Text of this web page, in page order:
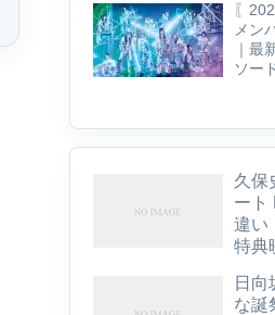
〖
メン
｜最
ソー
久保
ート
違い
特典
日向
な誕